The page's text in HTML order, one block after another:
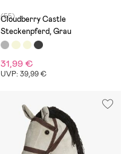
(55)
Cloudberry Castle
Steckenpferd, Grau
31,99 €
UVP: 39,99 €